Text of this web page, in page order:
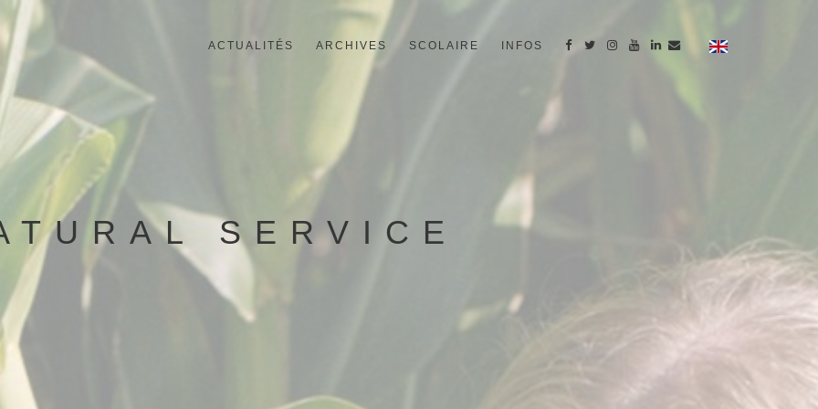
ACTUALITÉS ARCHIVES SCOLAIRE INFOS
SERVICE